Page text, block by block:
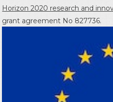
Horizon 2020 research and
grant agreement No 827736.